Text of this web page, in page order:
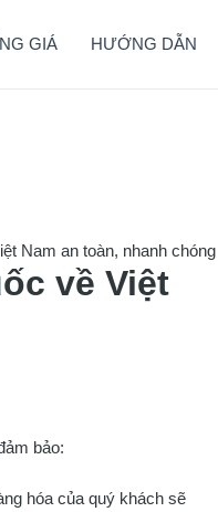
GIÁ HƯỚNG DẪN
Nam an toàn, nhanh chóng
về Việt
bảo:
hóa của quý khách sẽ